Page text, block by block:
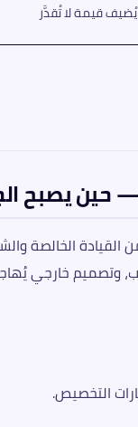
قيمة لا تُقدَّر
الخالصة والشكل الخالد. أما
خارجي يُهاجم الهواء